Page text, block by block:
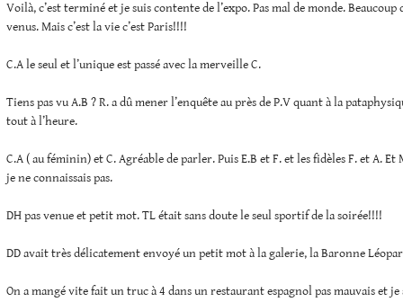
Voilà, c’est terminé et je suis contente de l’expo. Pas mal de monde. Beaucoup
venus. Mais c’est la vie c’est Paris!!!!
C.A le seul et l’unique est passé avec la merveille C.
Tiens pas vu A.B ? R. a dû mener l’enquête au près de P.V quant à la
tout à l’heure.
C.A ( au féminin) et C. Agréable de parler. Puis E.B et F. et les fidèles F. et A. Et
je ne connaissais pas.
DH pas venue et petit mot. TL était sans doute le seul sportif de la soirée!!!!
DD avait très délicatement envoyé un petit mot à la galerie, la Baronne
On a mangé vite fait un truc à 4 dans un restaurant espagnol pas mauvais et